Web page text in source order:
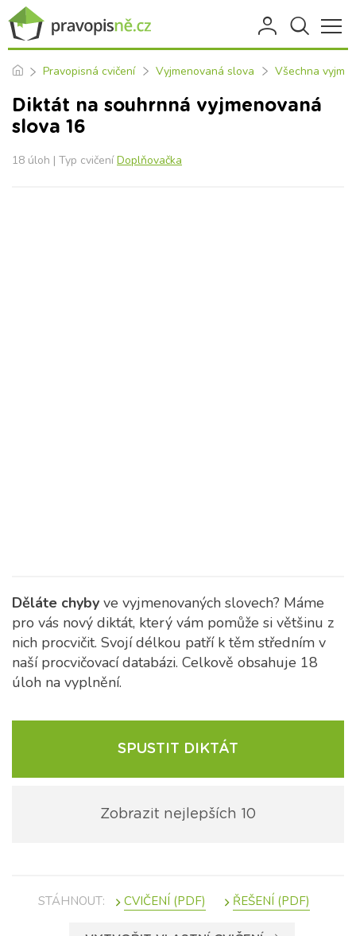
Pravopisná cvičení Vyjmenovaná slova Všechna
Diktát na souhrnná vyjmenovaná
slova 16
18 úloh | Typ cvičeníDoplňovačka
Děláte chyby ve vyjmenovaných slovech? Máme
pro vás nový diktát, který vám pomůže si většinu z
nich procvičit. Svojí délkou patří k těm středním v
naší procvičovací databázi. Celkově obsahuje 18
úloh na vyplnění.
SPUSTIT DIKTÁT
Zobrazit nejlepších 10
STÁHNOUT: